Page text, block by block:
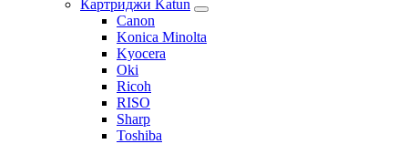
Картриджи Katun
Canon
Konica Minolta
Kyocera
Oki
Ricoh
RISO
Sharp
Toshiba